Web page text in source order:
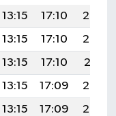
13:15 17:10
20:33
13:15 17:10
20:32
13:15 17:10
20:31
13:15 17:09
20:30
13:15 17:09
20:29